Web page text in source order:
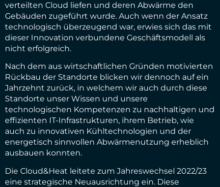
verteilten Cloud liefen und deren Abwärme den
Gebäuden zugeführt wurde. Auch wenn der Ansatz
technologisch überzeugend war, erwies sich das mit
dieser Innovation verbundene Geschäftsmodell als
nicht erfolgreich.
Nach dem aus wirtschaftlichen Gründen motivierten
Rückbau der Standorte blicken wir dennoch auf ein
Jahrzehnt zurück, in welchem wir auch durch diese
Standorte unser Wissen und unsere
technologischen Kompetenzen zu nachhaltigen und
effizienten IT-Infrastrukturen, ihrem Betrieb, wie
auch zu innovativen Kühltechnologien und der
energetisch sinnvollen Abwärmenutzung erheblich
ausbauen konnten.
Die Cloud&Heat leitete zum Jahreswechsel 2022/23
eine strategische Neuausrichtung ein. Diese